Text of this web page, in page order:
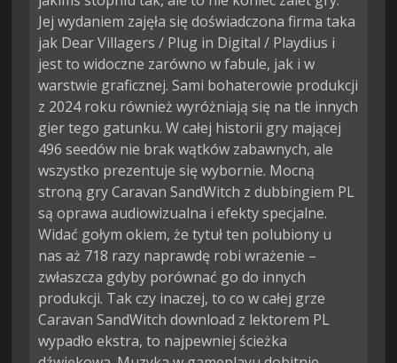
Jej wydaniem zajęła się doświadczona firma taka
jak Dear Villagers / Plug in Digital / Playdius i
jest to widoczne zarówno w fabule, jak i w
warstwie graficznej. Sami bohaterowie produkcji
z 2024 roku również wyróżniają się na tle innych
gier tego gatunku. W całej historii gry mającej
496 seedów nie brak wątków zabawnych, ale
wszystko prezentuje się wybornie. Mocną
stroną gry Caravan SandWitch z dubbingiem PL
są oprawa audiowizualna i efekty specjalne.
Widać gołym okiem, że tytuł ten polubiony u
nas aż 718 razy naprawdę robi wrażenie –
zwłaszcza gdyby porównać go do innych
produkcji. Tak czy inaczej, to co w całej grze
Caravan SandWitch download z lektorem PL
wypadło ekstra, to najpewniej ścieżka